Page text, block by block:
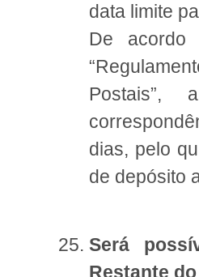
data limite
De
Postais”,
dias, pelo
de depósito
Será
Restante